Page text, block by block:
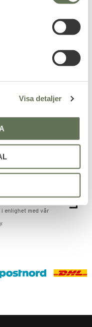
Visa detaljer
AV VÅRA
enlighet med vår
.